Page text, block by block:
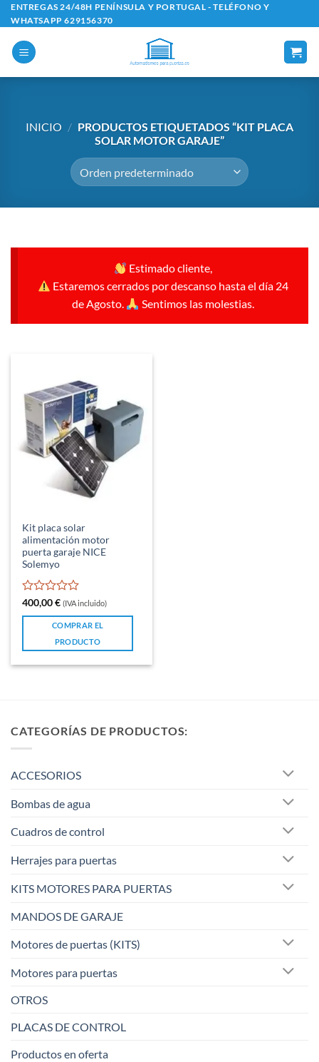
Saltar
al
contenido
ENTREGAS 24/48H PENÍNSULA Y PORTUGAL - TELÉFONO Y
WHATSAPP 629156370
INICIO / PRODUCTOS ETIQUETADOS “KIT PLACA
SOLAR MOTOR GARAJE”
Estimado cliente,
Estaremos cerrados por descanso hasta el día 24
de Agosto.
Sentimos las molestias.
Kit placa solar
alimentación motor
puerta garaje NICE
Solemyo
Valorado
con
5
400,00€ (IVA incluido)
COMPRAR EL
PRODUCTO
CATEGORÍAS DE PRODUCTOS:
ACCESORIOS
Bombas de agua
Cuadros de control
Herrajes para puertas
KITS MOTORES PARA PUERTAS
MANDOS DE GARAJE
Motores de puertas (KITS)
Motores para puertas
OTROS
PLACAS DE CONTROL
Productos en oferta